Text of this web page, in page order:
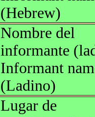
(Hebrew)
Nombre del
informante
Informant
(Ladino)
Lugar de